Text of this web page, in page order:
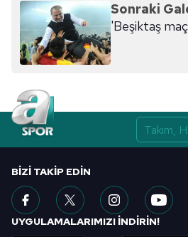
Sonraki
'Beşiktaş
BIZI TAKIP EDIN
UYGULAMALARIMIZI İNDİRİN!